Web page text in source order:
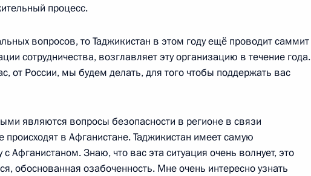
на совершенствование
вопросов увековечения памяти
Отечества
завершилась очередная поисковая
фронт»
процесс.
вопросов, то Таджикистан в этом году ещё проводит саммит
сотрудничества, возглавляет эту организацию в течение года.
от России, мы будем делать, для того чтобы поддержать вас
являются вопросы безопасности в регионе в связи
в Афганистане. Таджикистан имеет самую
Афганистаном. Знаю, что вас эта ситуация очень волнует, это
обоснованная озабоченность. Мне очень интересно узнать